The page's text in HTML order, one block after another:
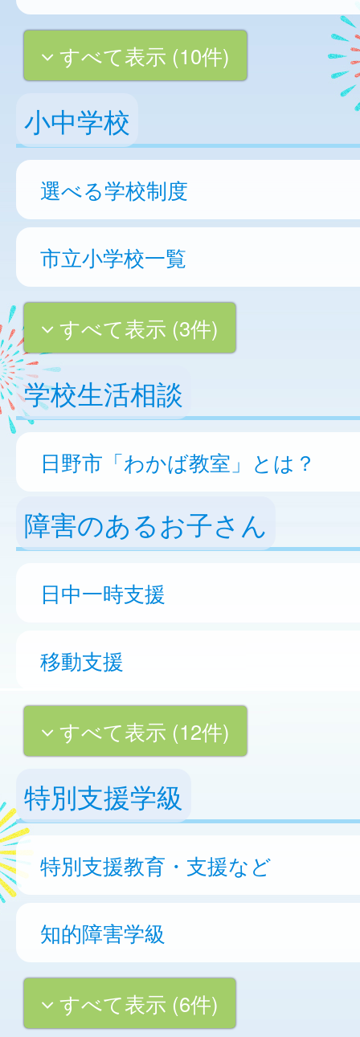
すべて表示 (10件)
小中学校
選べる学校制度
市立小学校一覧
すべて表示 (3件)
学校生活相談
日野市「わかば教室」とは？
障害のあるお子さん
日中一時支援
移動支援
すべて表示 (12件)
特別支援学級
特別支援教育・支援など
知的障害学級
すべて表示 (6件)